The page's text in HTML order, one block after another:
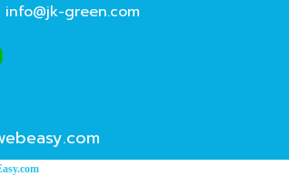
info@jk-green.com